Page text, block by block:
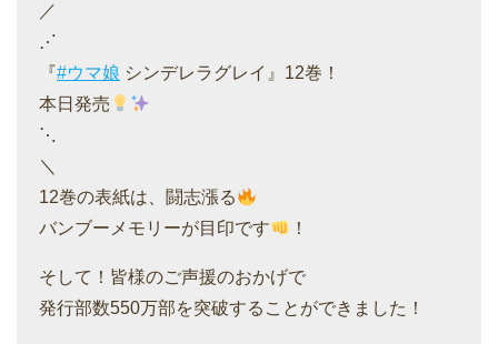
／
⋰
『#ウマ娘 シンデレラグレイ』12巻！
本日発売
⋱
＼
12巻の表紙は、闘志漲る
バンブーメモリーが目印です
！
そして！皆様のご声援のおかげで
発行部数550万部を突破することができました！